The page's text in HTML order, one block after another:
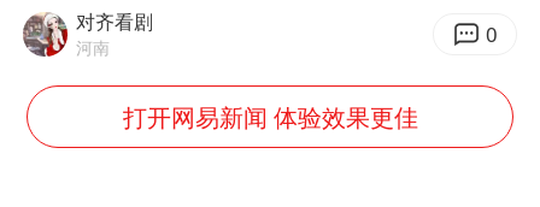
辽宁省深化扫黑除恶专项斗争
对齐看剧
河南 0
打开网易新闻 体验效果更佳